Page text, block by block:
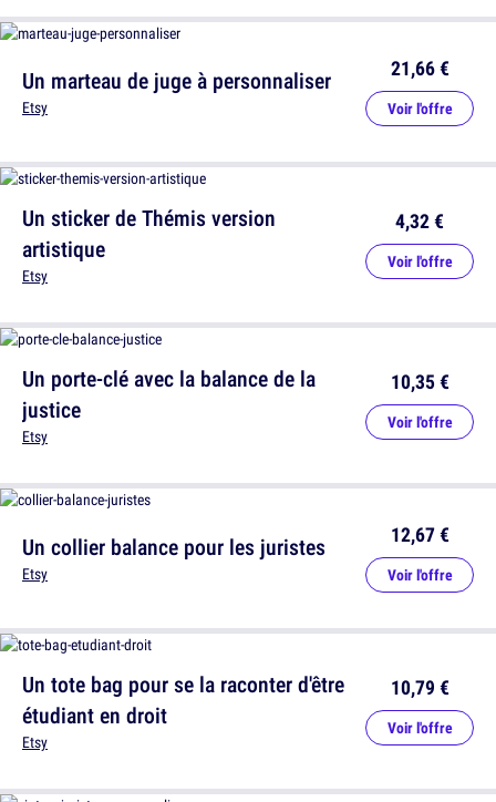
Un sticker de Thémis version
artistique
Etsy
4,32 €
Voir l'offre
Un collier balance pour les juristes
Etsy
12,67 €
Voir l'offre
Un marteau de juge à personnaliser
Etsy
21,66 €
Voir l'offre
Un porte-clé avec la balance de la
justice
Etsy
10,35 €
Voir l'offre
Un tote bag pour se la raconter d'être
étudiant en droit
Etsy
10,79 €
Voir l'offre